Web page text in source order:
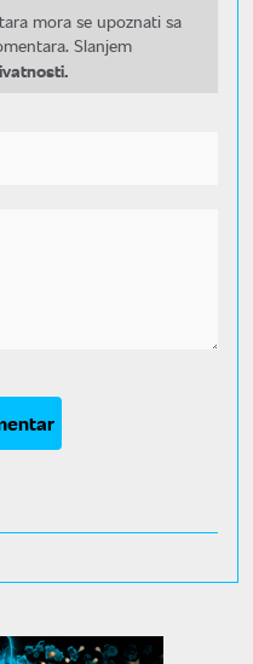
mora se upoznati sa
Slanjem